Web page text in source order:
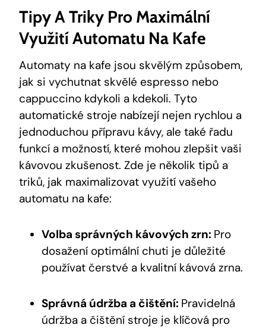
Tipy A Triky⁢ Pro Maximální
Využití Automatu Na‍ Kafe
Automaty ⁢na kafe jsou skvělým⁢ způsobem,
jak si‍ vychutnat skvělé espresso ⁢nebo
cappuccino kdykoli a‌ kdekoli. Tyto
automatické⁢ stroje nabízejí nejen rychlou a
jednoduchou přípravu kávy, ale také řadu
funkcí ‍a možností, které mohou zlepšit‍ vaši
kávovou zkušenost. Zde je několik tipů a
triků, jak maximalizovat využití ⁣vašeho
⁣automatu ⁢na kafe:
Volba správných kávových zrn: Pro
dosažení optimální chuti je⁣ důležité
používat čerstvé⁢ a⁢ kvalitní kávová zrna.
Správná ​údržba a čištění: Pravidelná
údržba a čištění stroje je⁢ klíčová⁣ pro